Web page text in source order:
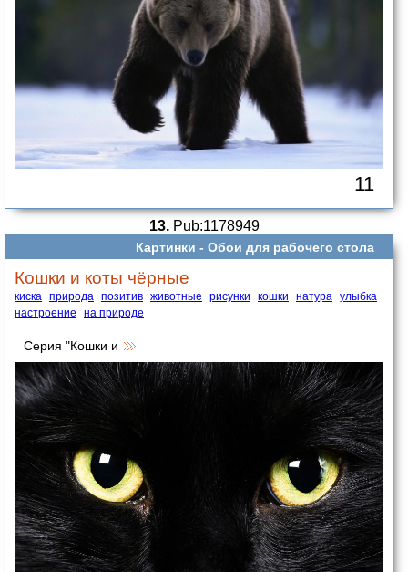
11
13.Pub:1178949
Картинки - Обои для рабочего стола
Кошки и коты чёрные
киска природа позитив животные рисунки кошки натура улыбка
настроение
на природе
Серия "Кошки и